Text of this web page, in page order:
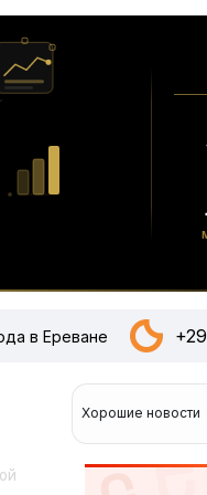
в Ереване +29
Хорошие новости